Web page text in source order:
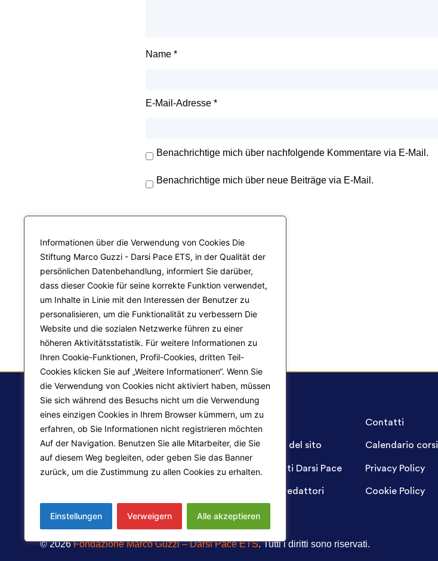
Informationen über die Verwendung von Cookies Die
Stiftung Marco Guzzi - Darsi Pace ETS, in der Qualität der
persönlichen Datenbehandlung, informiert Sie darüber,
dass dieser Cookie für seine korrekte Funktion verwendet,
um Inhalte in Linie mit den Interessen der Benutzer zu
personalisieren, um die Funktionalität zu verbessern Die
Website und die sozialen Netzwerke führen zu einer
höheren Aktivitätsstatistik. Für weitere Informationen zu
Ihren Cookie-Funktionen, Profil-Cookies, dritten Teil-
Cookies klicken Sie auf „Weitere Informationen“. Wenn Sie
die Verwendung von Cookies nicht aktiviert haben, müssen
Sie sich während des Besuchs nicht um die Verwendung
eines einzigen Cookies in Ihrem Browser kümmern, um zu
erfahren, ob Sie Informationen nicht registrieren möchten
Auf der Navigation. Benutzen Sie alle Mitarbeiter, die Sie
auf diesem Weg begleiten, oder geben Sie das Banner
zurück, um die Zustimmung zu allen Cookies zu erhalten.
Einstellungen Verweigern Alle akzeptieren
Name *
E-Mail-Adresse *
Benachrichtige mich über nachfolgende Kommentare via E-Mail.
Benachrichtige mich über neue Beiträge via E-Mail.
Liberazione interiore
Mappa del sito
Progetti Darsi Pace
Login redattori
Contatti
Calendario corsi
Privacy Policy
Cookie Policy
© 2026Fondazione Marco Guzzi – Darsi Pace ETS. Tutti i diritti sono riservati.